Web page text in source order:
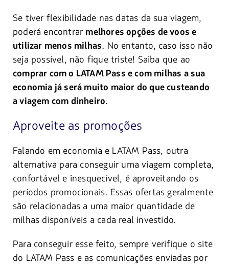
Se tiver flexibilidade nas datas da sua viagem,
poderá encontrar melhores opções de voos e
utilizar menos milhas. No entanto, caso isso não
seja possível, não fique triste! Saiba que ao
comprar com o LATAM Pass e com milhas a sua
economia já será muito maior do que custeando
a viagem com dinheiro.
Aproveite as promoções
Falando em economia e LATAM Pass, outra
alternativa para conseguir uma viagem completa,
confortável e inesquecível, é aproveitando os
períodos promocionais. Essas ofertas geralmente
são relacionadas a uma maior quantidade de
milhas disponíveis a cada real investido.
Para conseguir esse feito, sempre verifique o site
do LATAM Pass e as comunicações enviadas por